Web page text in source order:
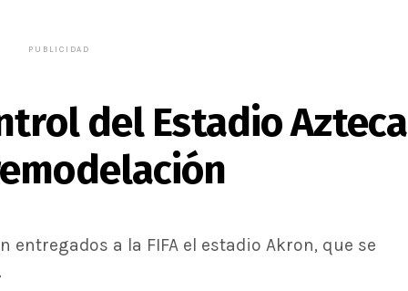
PUBLICIDAD
del Estadio Azteca
a la FIFA el estadio Akron, que se